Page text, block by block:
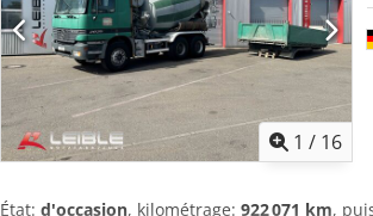
1 / 16
État: d'occasion, kilométrage: 922 071 km,